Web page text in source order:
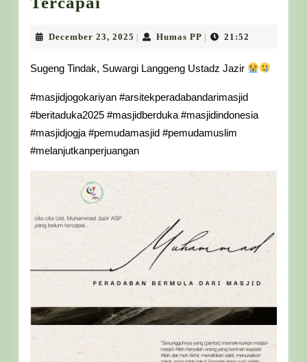
Ust.
Muhammad
Jazir
ASP
yang
Belum
Tercapai
December 23, 2025 December
| Humas PPHumas
| 21:52
Sugeng Tindak, Suwargi Langgeng Ustadz Jazir
#masjidjogokariyan #arsitekperadabandarimasjid
#beritaduka2025 #masjidberduka #masjidindonesia
#masjidjogja #pemudamasjid #pemudamuslim
#melanjutkanperjuangan